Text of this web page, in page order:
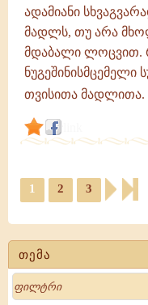
თემა
Search
ადამიანი
მადლს, თუ არა
მდაბალი
ნუგეშინისმცემელი
თვისითა მადლითა.
1 2 3